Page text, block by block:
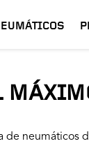
de neumáticos